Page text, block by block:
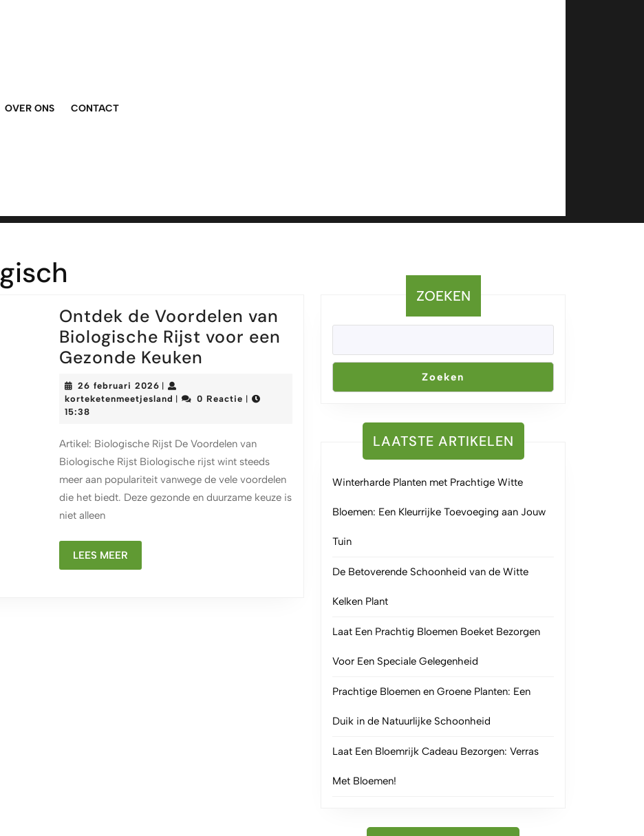
OVER ONS CONTACT
Ontdek de Voordelen van
Biologische Rijst voor een
Gezonde Keuken
Voordelen
Biologische
Rijst
voor
een
26 februari 2026 26
februari
korteketenmeetjesland korteketenmeetjesland
0 Reactie
15:38
Artikel: Biologische Rijst De Voordelen van
Biologische Rijst Biologische rijst wint steeds
meer aan populariteit vanwege de vele voordelen
die het biedt. Deze gezonde en duurzame keuze is
niet alleen
LEES MEER
MEER
ZOEKEN
Zoeken
LAATSTE ARTIKELEN
Winterharde Planten met Prachtige Witte
Bloemen: Een Kleurrijke Toevoeging aan Jouw
Tuin
De Betoverende Schoonheid van de Witte
Kelken Plant
Laat Een Prachtig Bloemen Boeket Bezorgen
Voor Een Speciale Gelegenheid
Prachtige Bloemen en Groene Planten: Een
Duik in de Natuurlijke Schoonheid
Laat Een Bloemrijk Cadeau Bezorgen: Verras
Met Bloemen!